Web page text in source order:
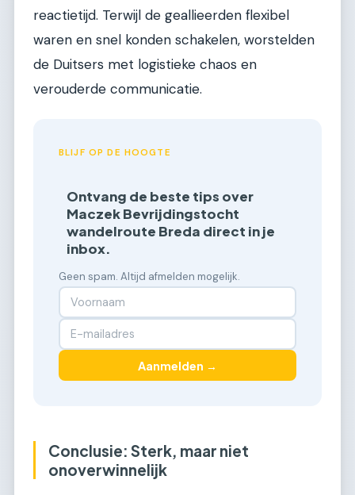
reactietijd. Terwijl de geallieerden flexibel
waren en snel konden schakelen, worstelden
de Duitsers met logistieke chaos en
verouderde communicatie.
BLIJF OP DE HOOGTE
Ontvang de beste tips over
Maczek Bevrijdingstocht
wandelroute Breda direct in je
inbox.
Geen spam. Altijd afmelden mogelijk.
Aanmelden →
Conclusie: Sterk, maar niet
onoverwinnelijk